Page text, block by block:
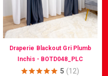
Draperie Blackout Gri Plumb
Inchis - BOTD048_PLC
5 (12)